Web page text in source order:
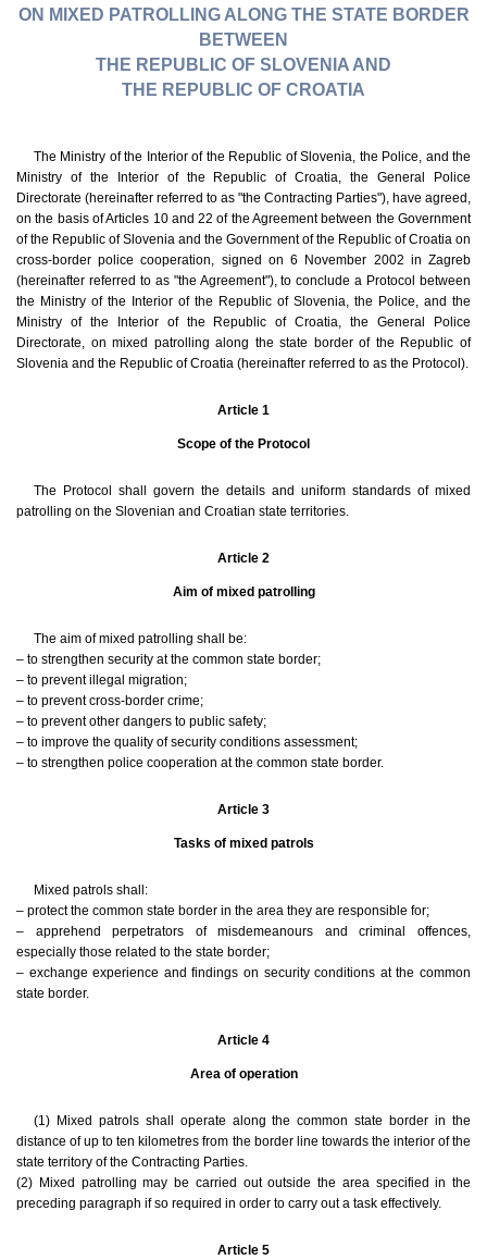
ON MIXED PATROLLING ALONG THE STATE BORDER
BETWEEN
THE REPUBLIC OF SLOVENIA AND
THE REPUBLIC OF CROATIA
The Ministry of the Interior of the Republic of Slovenia, the Police, and the
Ministry of the Interior of the Republic of Croatia, the General Police
Directorate (hereinafter referred to as "the Contracting Parties"), have agreed,
on the basis of Articles 10 and 22 of the Agreement between the Government
of the Republic of Slovenia and the Government of the Republic of Croatia on
cross-border police cooperation, signed on 6 November 2002 in Zagreb
(hereinafter referred to as "the Agreement"), to conclude a Protocol between
the Ministry of the Interior of the Republic of Slovenia, the Police, and the
Ministry of the Interior of the Republic of Croatia, the General Police
Directorate, on mixed patrolling along the state border of the Republic of
Slovenia and the Republic of Croatia (hereinafter referred to as the Protocol).
Article 1
Scope of the Protocol
The Protocol shall govern the details and uniform standards of mixed
patrolling on the Slovenian and Croatian state territories.
Article 2
Aim of mixed patrolling
The aim of mixed patrolling shall be:
– to strengthen security at the common state border;
– to prevent illegal migration;
– to prevent cross-border crime;
– to prevent other dangers to public safety;
– to improve the quality of security conditions assessment;
– to strengthen police cooperation at the common state border.
Article 3
Tasks of mixed patrols
Mixed patrols shall:
– protect the common state border in the area they are responsible for;
– apprehend perpetrators of misdemeanours and criminal offences,
especially those related to the state border;
– exchange experience and findings on security conditions at the common
state border.
Article 4
Area of operation
(1) Mixed patrols shall operate along the common state border in the
distance of up to ten kilometres from the border line towards the interior of the
state territory of the Contracting Parties.
(2) Mixed patrolling may be carried out outside the area specified in the
preceding paragraph if so required in order to carry out a task effectively.
Article 5